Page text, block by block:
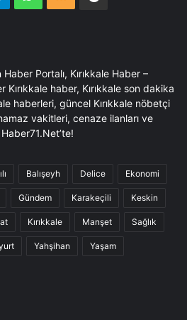
Haber Portalı, Kırıkkale Haber –
Kırıkkale haber, Kırıkkale son dakika
haberleri, güncel Kırıkkale nöbetçi
vakitleri, cenaze ilanları ve
Balışeyh Delice Ekonomi
Gündem Karakeçili Keskin
Kırıkkale Manşet Sağlık
Yahşihan Yaşam